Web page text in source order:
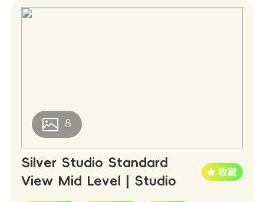
8
Silver Studio Standard
View Mid Level | Studio